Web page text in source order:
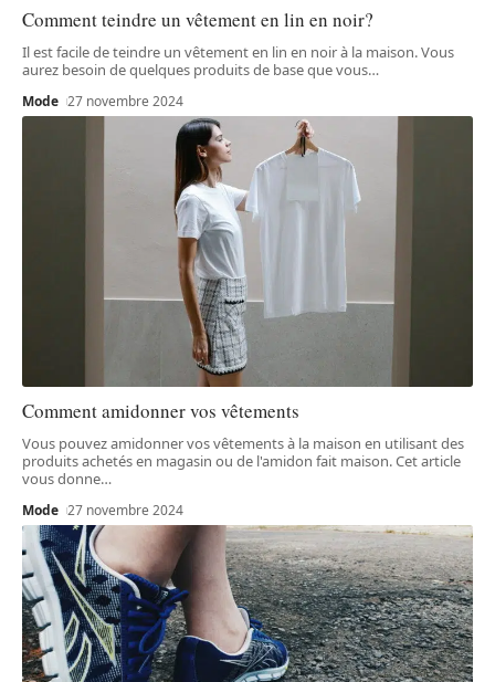
Comment teindre un vêtement en lin en noir?
Il est facile de teindre un vêtement en lin en noir à la maison. Vous
aurez besoin de quelques produits de base que vous…
Mode 27 novembre 2024
Comment amidonner vos vêtements
Vous pouvez amidonner vos vêtements à la maison en utilisant des
produits achetés en magasin ou de l'amidon fait maison. Cet article
vous donne…
Mode 27 novembre 2024